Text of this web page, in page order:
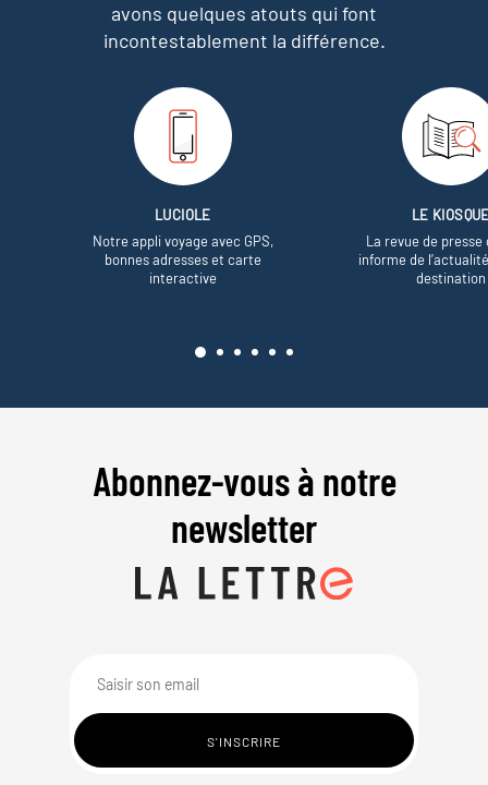
avons quelques atouts qui font
incontestablement la différence.
LUCIOLE
Notre appli voyage avec GPS,
bonnes adresses et carte
interactive
LE
La revue de presse
informe de
destination
Abonnez-vous à notre
newsletter